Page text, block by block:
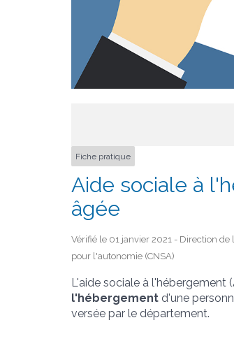
Fiche pratique
Aide sociale à
âgée
Vérifié le 01 janvier 2021 - Direction
pour l'autonomie (CNSA)
L'aide sociale à l'hébergement
l'hébergement d'une
versée par le département.